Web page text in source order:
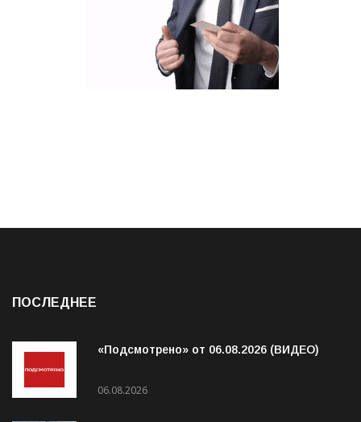
«Подсмотрено» от 06.08.2026 (ВИДЕО)